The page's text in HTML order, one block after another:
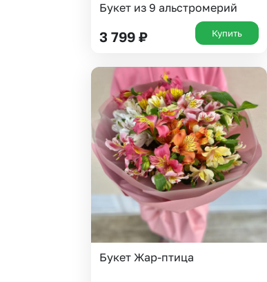
Букет из 9 альстромерий
3 799 ₽ Купить
Букет Жар-птица